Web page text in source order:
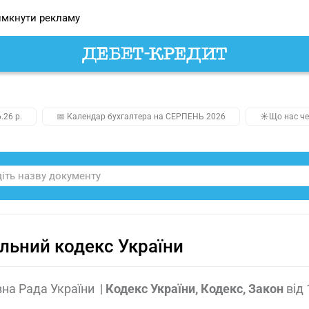
рекламу
р. 📅 Календар бухгалтера на СЕРПЕНЬ 2026 ☀️Що нас
кодекс України
Рада України | Кодекс України, Кодекс, Закон від